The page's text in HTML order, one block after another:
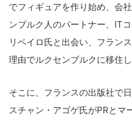
でフィギュアを作り始め、会
ンブルク人のパートナー、IT
リベイロ氏と出会い、フラン
理由でルクセンブルクに移住
そこに、フランスの出版社で
スチャン・アゴゲ氏がPRとマ